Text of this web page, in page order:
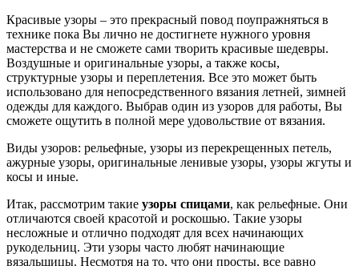
Красивые узоры – это прекрасный повод поупражняться в
технике пока Вы лично не достигнете нужного уровня
мастерства и не сможете сами творить красивые шедевры.
Воздушные и оригинальные узоры, а также косы,
структурные узоры и переплетения. Все это может быть
использовано для непосредственного вязания летней, зимней
одежды для каждого. Выбрав один из узоров для работы, Вы
сможете ощутить в полной мере удовольствие от вязания.
Виды узоров: рельефные, узоры из перекрещенных петель,
ажурные узоры, оригинальные ленивые узоры, узоры жгуты и
косы и иные.
Итак, рассмотрим такие узоры спицами, как рельефные. Они
отличаются своей красотой и роскошью. Такие узоры
несложные и отлично подходят для всех начинающих
рукодельниц. Эти узоры часто любят начинающие
вязальщицы. Несмотря на то, что они просты, все равно